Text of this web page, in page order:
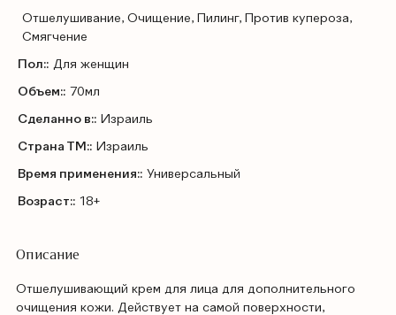
Отшелушивание, Очищение, Пилинг, Против купероза,
Смягчение
Пол:: Для женщин
Объем:: 70мл
Сделанно в:: Израиль
Страна ТМ:: Израиль
Время применения:: Универсальный
Возраст:: 18+
Описание
Отшелушивающий крем для лица для дополнительного
очищения кожи. Действует на самой поверхности,